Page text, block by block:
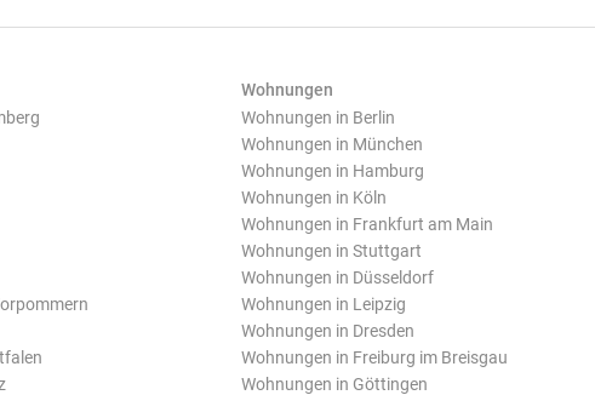
Wohnungen
Wohnungen in Berlin
Wohnungen in München
Wohnungen in Hamburg
Wohnungen in Köln
Wohnungen in Frankfurt am Main
Wohnungen in Stuttgart
Wohnungen in Düsseldorf
Wohnungen in Leipzig
Wohnungen in Dresden
Wohnungen in Freiburg im Breisgau
Wohnungen in Göttingen